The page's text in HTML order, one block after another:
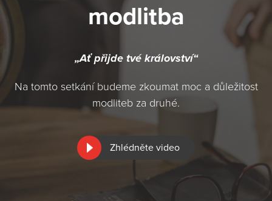
modlitba
„Ať přijde tvé království“
Na tomto setkání budeme zkoumat moc a důležitost
modliteb za druhé.
Zhlédněte video